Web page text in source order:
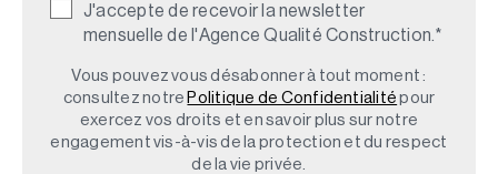
J'accepte de recevoir la newsletter
mensuelle de l'Agence Qualité Construction. *
Vous pouvez vous désabonner à tout moment :
consultez notre Politique de Confidentialité pour
exercez vos droits et en savoir plus sur notre
engagement vis-à-vis de la protection et du respect
de la vie privée.